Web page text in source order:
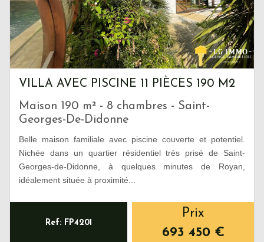
VILLA AVEC PISCINE 11 PIÈCES 190 M2
Maison 190 m² - 8 chambres - Saint-
Georges-De-Didonne
Belle maison familiale avec piscine couverte et potentiel.
Nichée dans un quartier résidentiel très prisé de Saint-
Georges-de-Didonne, à quelques minutes de Royan,
idéalement située à proximité...
Ref: FP4201
Prix
693 450 €